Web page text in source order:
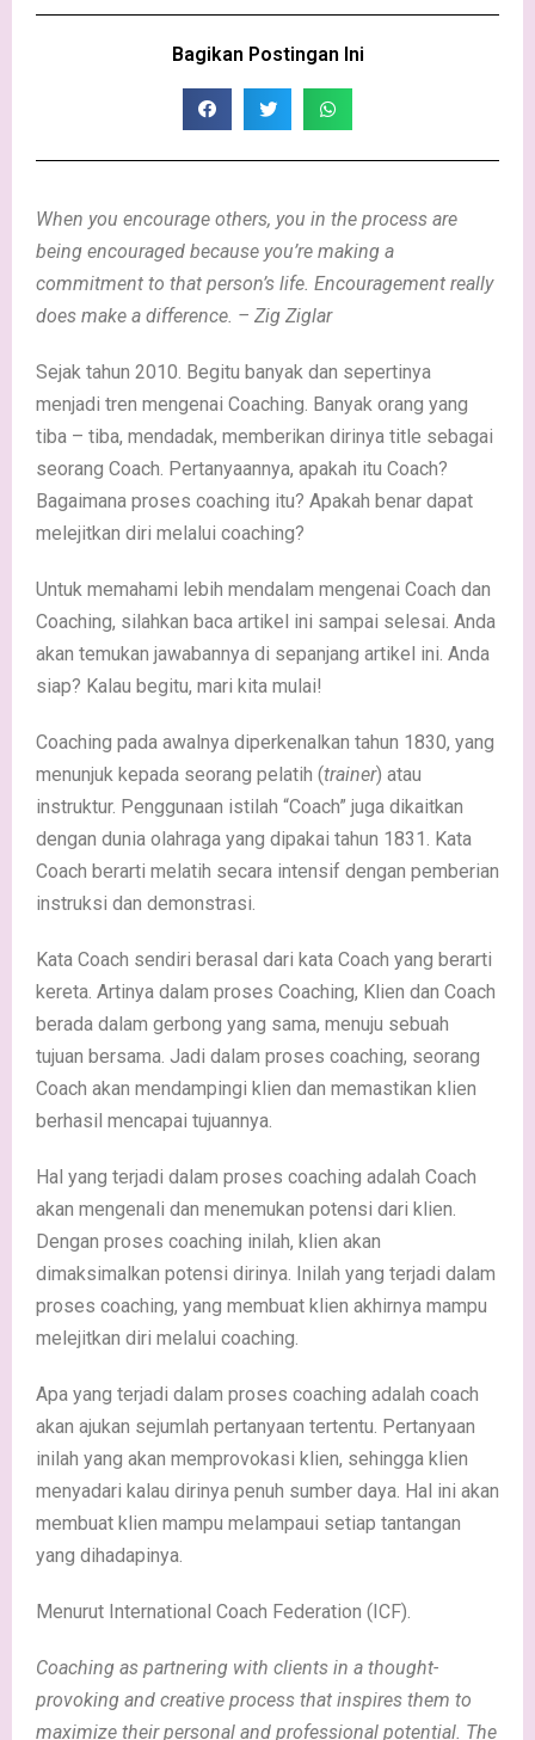
Bagikan Postingan Ini​
When you encourage others, you in the process are
being encouraged because you’re making a
commitment to that person’s life. Encouragement really
does make a difference. – Zig Ziglar
Sejak tahun 2010. Begitu banyak dan sepertinya
menjadi tren mengenai Coaching. Banyak orang yang
tiba – tiba, mendadak, memberikan dirinya title sebagai
seorang Coach. Pertanyaannya, apakah itu Coach?
Bagaimana proses coaching itu? Apakah benar dapat
melejitkan diri melalui coaching?
Untuk memahami lebih mendalam mengenai Coach dan
Coaching, silahkan baca artikel ini sampai selesai. Anda
akan temukan jawabannya di sepanjang artikel ini. Anda
siap? Kalau begitu, mari kita mulai!
Coaching pada awalnya diperkenalkan tahun 1830, yang
menunjuk kepada seorang pelatih (trainer) atau
instruktur. Penggunaan istilah “Coach” juga dikaitkan
dengan dunia olahraga yang dipakai tahun 1831. Kata
Coach berarti melatih secara intensif dengan pemberian
instruksi dan demonstrasi.
Kata Coach sendiri berasal dari kata Coach yang berarti
kereta. Artinya dalam proses Coaching, Klien dan Coach
berada dalam gerbong yang sama, menuju sebuah
tujuan bersama. Jadi dalam proses coaching, seorang
Coach akan mendampingi klien dan memastikan klien
berhasil mencapai tujuannya.
Hal yang terjadi dalam proses coaching adalah Coach
akan mengenali dan menemukan potensi dari klien.
Dengan proses coaching inilah, klien akan
dimaksimalkan potensi dirinya. Inilah yang terjadi dalam
proses coaching, yang membuat klien akhirnya mampu
melejitkan diri melalui coaching.
Apa yang terjadi dalam proses coaching adalah coach
akan ajukan sejumlah pertanyaan tertentu. Pertanyaan
inilah yang akan memprovokasi klien, sehingga klien
menyadari kalau dirinya penuh sumber daya. Hal ini akan
membuat klien mampu melampaui setiap tantangan
yang dihadapinya.
Menurut International Coach Federation (ICF).
Coaching as partnering with clients in a thought-
provoking and creative process that inspires them to
maximize their personal and professional potential. The